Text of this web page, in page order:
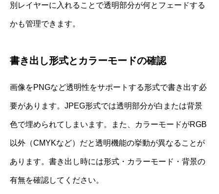
別レイヤーに入れることで透明部分が何とフェードする
かも管理できます。
書き出し形式とカラーモードの確認
画像をPNGなど透明性をサポートする形式で書き出す必
要があります。JPEG形式では透明部分が白または背景
色で埋められてしまいます。また、カラーモードがRGB
以外（CMYKなど）だと透明機能の挙動が異なることが
あります。書き出し時には形式・カラーモード・背景の
有無を確認してください。